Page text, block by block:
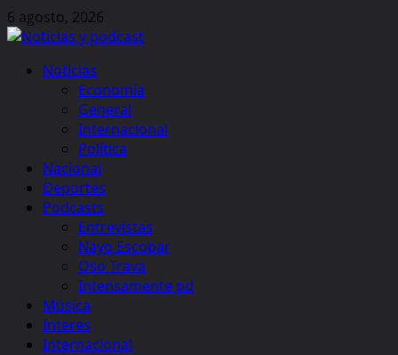
Skip
to
6 agosto, 2026
PrimaryNoticias
Economía
General
Internacional
Política
Nacional
Deportes
Podcasts
Entrevistas
Nayo Escobar
Oso Trava
Intensamente pd
Música
Interes
Internacional